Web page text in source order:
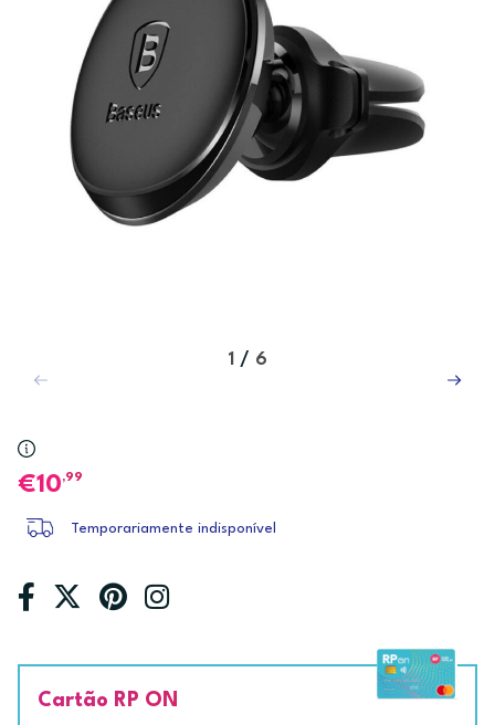
1 / 6
10,99
Temporariamente indisponível
Cartão RP ON